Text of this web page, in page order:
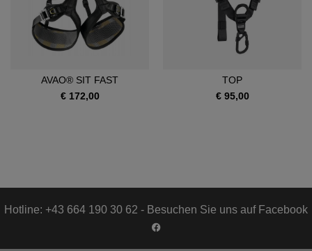
AVAO® SIT FAST
€ 172,00
TOP
€ 95,00
Hotline: +43 664 190 30 62 - Besuchen Sie uns auf Facebook